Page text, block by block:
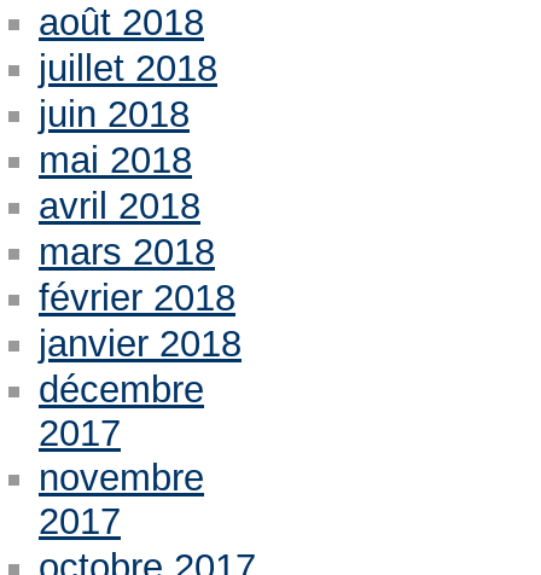
août 2018
juillet 2018
juin 2018
mai 2018
avril 2018
mars 2018
février 2018
janvier 2018
décembre
2017
novembre
2017